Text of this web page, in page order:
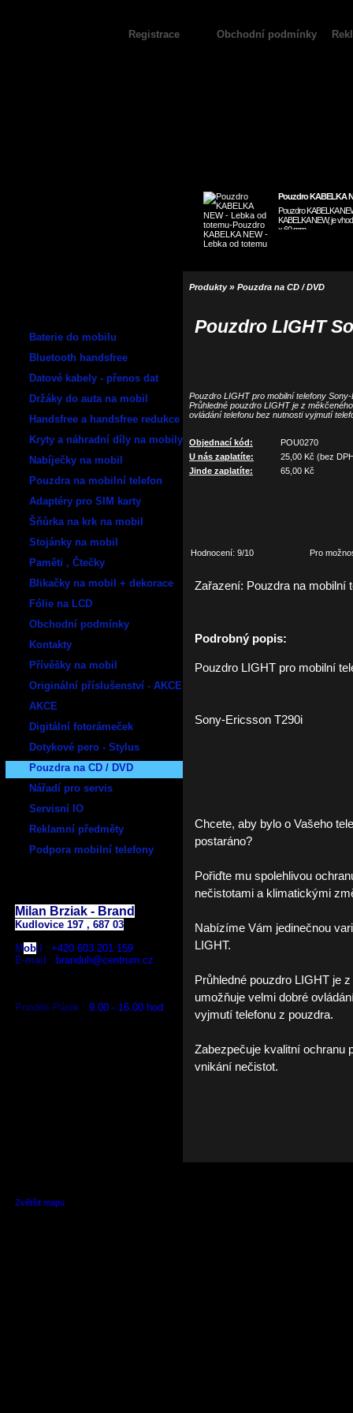
Baterie do mobilu
Bluetooth handsfree
Datové kabely - přenos dat
Držáky do auta na mobil
Handsfree a handsfree redukce
Kryty a náhradní díly na mobily
Nabíječky na mobil
Pouzdra na mobilní telefon
Adaptéry pro SIM karty
Šňůrka na krk na mobil
Stojánky na mobil
Paměti , Čtečky
Blikačky na mobil + dekorace
Fólie na LCD
Obchodní podmínky
Kontakty
Přívěšky na mobil
Originální příslušenství - AKCE
AKCE
Digitální fotorámeček
Dotykové pero - Stylus
Pouzdra na CD / DVD
Nářadí pro servis
Servisní IO
Reklamní předměty
Podpora mobilní telefony
Milan Brziak - Brand
Kudlovice 197 , 687 03
Mobil : +420 603 201 159
E-mail
: branduh@centrum.cz
Pondělí-Pátek : 9.00 - 16.00 hod
Zvětšit mapu
Produkty» Pouzdra na CD / DVD
Pouzdro LIGHT
Pouzdro LIGHT pro mobilní telefony
Průhledné pouzdro LIGHT je z
ovládání telefonu bez nutnosti vyjmutí
Objednací kód:
POU0270
U nás zaplatíte:
25,00 Kč (bez
Jinde zaplatíte:
65,00 Kč
Hodnocení: 9/10 Pro
Zařazení: Pouzdra na mobilní
Podrobný popis:
Pouzdro LIGHT pro mobilní
Sony-Ericsson T290i
Chcete, aby bylo o Vašeho
postaráno?
Pořiďte mu spolehlivou
nečistotami a klimatickými
Nabízíme Vám jedinečnou
LIGHT.
Průhledné pouzdro LIGHT je
umožňuje velmi dobré
vyjmutí telefonu z pouzdra.
Zabezpečuje kvalitní ochranu
vnikání nečistot.
Obchodní podmínky
Registrace
Pouzdro KABELKA
Pouzdro KABELKA
KABELKA NEW, je
x 60 mm